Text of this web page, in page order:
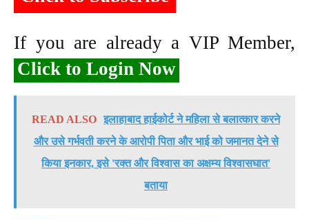
If you are already a VIP Member,
Click to Login Now
READ ALSO इलाहाबाद हाईकोर्ट ने महिला से बलात्कार करने
और उसे गर्भवती करने के आरोपी पिता और भाई को जमानत देने से
किया इनकार, इसे 'रक्त और विश्वास का अक्षम्य विश्वासघात'
बताया